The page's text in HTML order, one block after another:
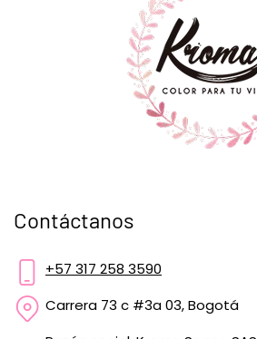
Contáctanos
+57 317 258 3590
Carrera 73 c #3a 03, Bogotá